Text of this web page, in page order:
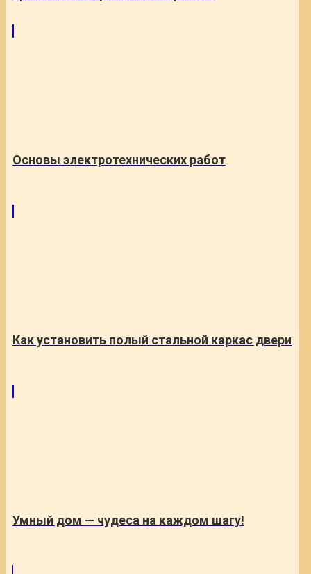
Основы электротехнических работ
Как установить полый стальной каркас двери
Умный дом — чудеса на каждом шагу!